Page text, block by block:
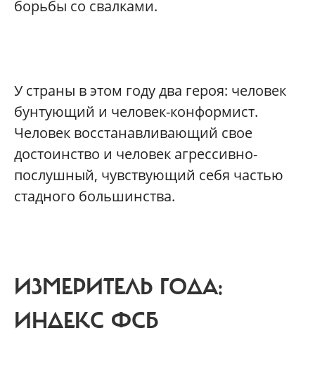
борьбы со свалками.
У страны в этом году два героя: человек
бунтующий и человек-конформист.
Человек восстанавливающий свое
достоинство и человек агрессивно-
послушный, чувствующий себя частью
стадного большинства.
ИЗМЕРИТЕЛЬ ГОДА:
ИНДЕКС ФСБ